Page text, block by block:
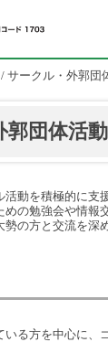
/ サークル・外郭団
郭団体活動
活動を積極的に支
めの勉強会や情報
勢の方と交流を深
る方を中心に、